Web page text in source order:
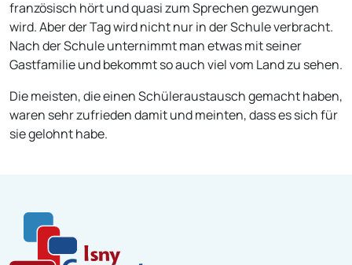
französisch hört und quasi zum Sprechen gezwungen
wird. Aber der Tag wird nicht nur in der Schule verbracht.
Nach der Schule unternimmt man etwas mit seiner
Gastfamilie und bekommt so auch viel vom Land zu sehen.
Die meisten, die einen Schüleraustausch gemacht haben,
waren sehr zufrieden damit und meinten, dass es sich für
sie gelohnt habe.